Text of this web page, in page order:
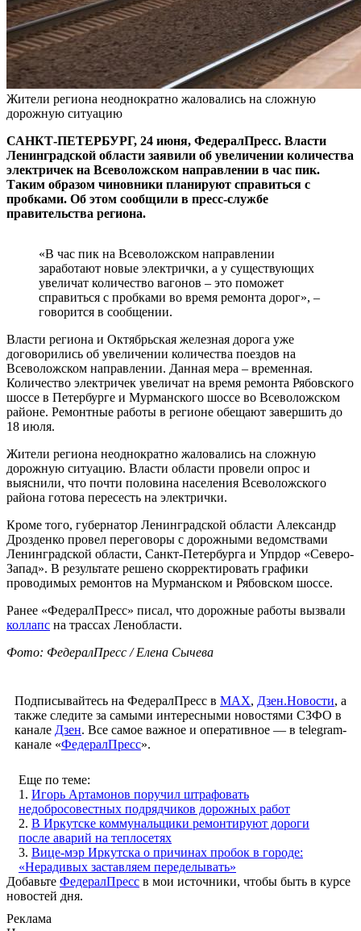
Жители региона неоднократно жаловались на сложную
дорожную ситуацию
САНКТ-ПЕТЕРБУРГ, 24 июня, ФедералПресс. Власти
Ленинградской области заявили об увеличении количества
электричек на Всеволожском направлении в час пик.
Таким образом чиновники планируют справиться с
пробками. Об этом сообщили в пресс-службе
правительства региона.
«В час пик на Всеволожском направлении
заработают новые электрички, а у существующих
увеличат количество вагонов – это поможет
справиться с пробками во время ремонта дорог», –
говорится в сообщении.
Власти региона и Октябрьская железная дорога уже
договорились об увеличении количества поездов на
Всеволожском направлении. Данная мера – временная.
Количество электричек увеличат на время ремонта Рябовского
шоссе в Петербурге и Мурманского шоссе во Всеволожском
районе. Ремонтные работы в регионе обещают завершить до
18 июля.
Жители региона неоднократно жаловались на сложную
дорожную ситуацию. Власти области провели опрос и
выяснили, что почти половина населения Всеволожского
района готова пересесть на электрички.
Кроме того, губернатор Ленинградской области Александр
Дрозденко провел переговоры с дорожными ведомствами
Ленинградской области, Санкт-Петербурга и Упрдор «Северо-
Запад». В результате решено скорректировать графики
проводимых ремонтов на Мурманском и Рябовском шоссе.
Ранее «ФедералПресс» писал, что дорожные работы вызвали
коллапс на трассах Ленобласти.
Фото: ФедералПресс / Елена Сычева
Подписывайтесь на ФедералПресс в МАХ, Дзен.Новости, а
также следите за самыми интересными новостями СЗФО в
канале Дзен. Все самое важное и оперативное — в telegram-
канале «ФедералПресс».
Еще по теме:
1. Игорь Артамонов поручил штрафовать
недобросовестных подрядчиков дорожных работ
2. В Иркутске коммунальщики ремонтируют дороги
после аварий на теплосетях
3. Вице-мэр Иркутска о причинах пробок в городе:
«Нерадивых заставляем переделывать»
Добавьте ФедералПресс в мои источники, чтобы быть в курсе
новостей дня.
Реклама